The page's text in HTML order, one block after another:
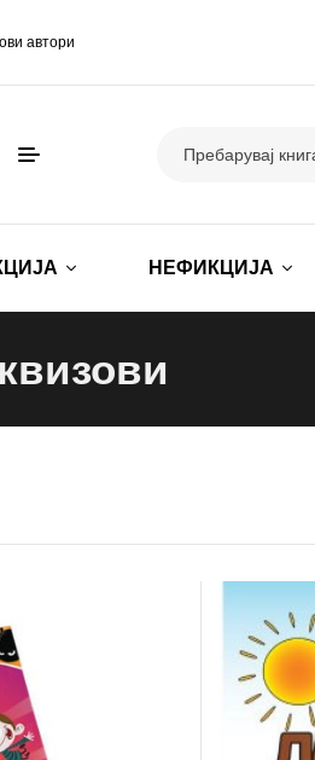
автори
НЕФИКЦИЈА